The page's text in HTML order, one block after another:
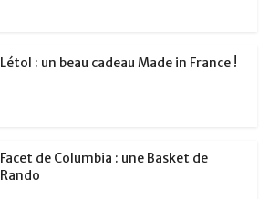
Létol : un beau cadeau Made in France !
Facet de Columbia : une Basket de
Rando